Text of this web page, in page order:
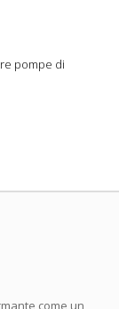
pompe di
come un